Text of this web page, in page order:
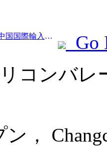
Prev:中国観光グループは中国国際輸入博覧会に8年連続で参加し、総額10億米ドルを超える契約を締結しています。
Go
コンバレ
，